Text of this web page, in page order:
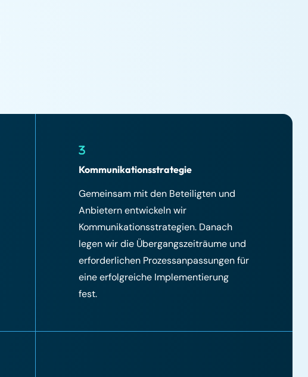
Kommunikationsstrategie
Gemeinsam mit den Beteiligten und
Anbietern entwickeln wir
Kommunikationsstrategien. Danach
legen wir die Übergangszeiträume und
erforderlichen Prozessanpassungen für
eine erfolgreiche Implementierung
fest.